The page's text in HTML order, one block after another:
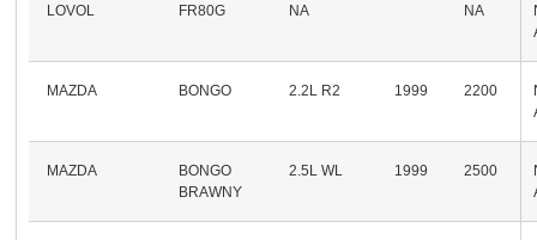
LOVOL FR80G NA NA
MAZDA BONGO 2.2L R2 1999 2200
MAZDA
BONGO
BRAWNY
2.5L WL 1999 2500